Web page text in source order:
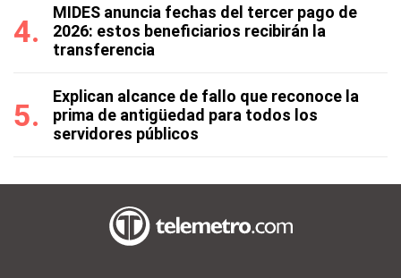
MIDES anuncia fechas del tercer pago de
2026: estos beneficiarios recibirán la
transferencia
Explican alcance de fallo que reconoce la
prima de antigüedad para todos los
servidores públicos